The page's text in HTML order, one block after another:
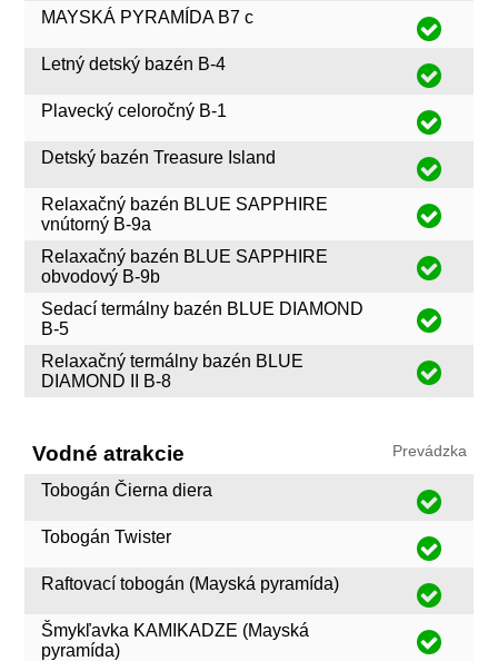
MAYSKÁ PYRAMÍDA B7 c
Letný detský bazén B-4
Plavecký celoročný B-1
Detský bazén Treasure Island
Relaxačný bazén BLUE SAPPHIRE
vnútorný B-9a
Relaxačný bazén BLUE SAPPHIRE
obvodový B-9b
Sedací termálny bazén BLUE DIAMOND
B-5
Relaxačný termálny bazén BLUE
DIAMOND II B-8
Vodné atrakcie Prevádzka
Tobogán Čierna diera
Tobogán Twister
Raftovací tobogán (Mayská pyramída)
Šmykľavka KAMIKADZE (Mayská
pyramída)